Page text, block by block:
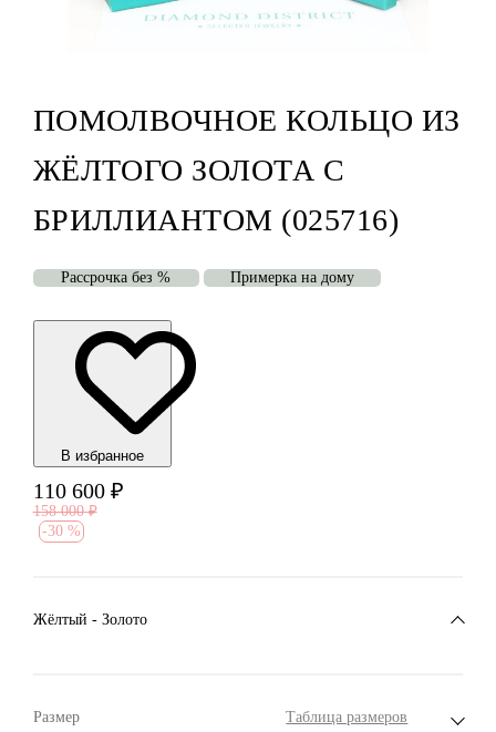
ПОМОЛВОЧНОЕ КОЛЬЦО ИЗ
ЖЁЛТОГО ЗОЛОТА С
БРИЛЛИАНТОМ (025716)
Рассрочка без % Примерка на дому
В избранноe
110 600 ₽
158 000 ₽
-30 %
Жёлтый - Золото
Размер Таблица размеров